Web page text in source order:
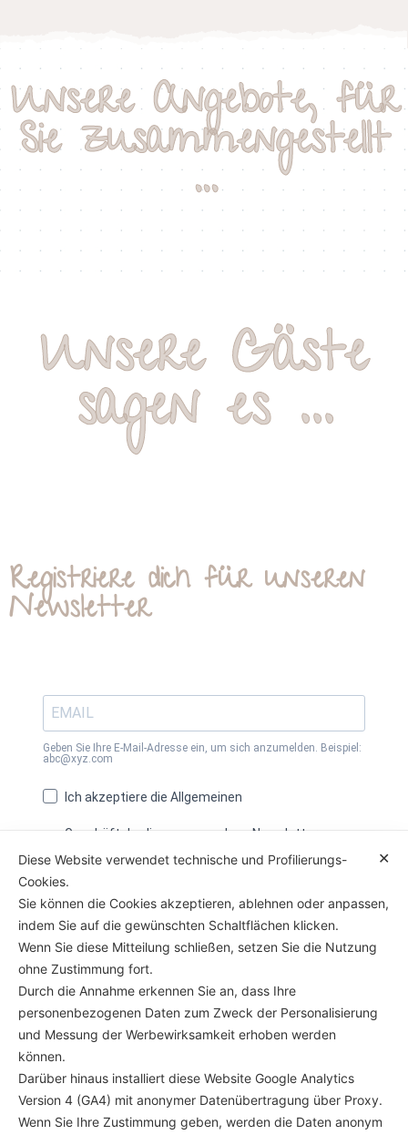
Unsere Angebote, für
Sie zusammengestellt
...
Unsere Gäste
sagen es ...
Registriere dich für unseren
Newsletter
Geben Sie Ihre E-Mail-Adresse ein, um sich anzumelden. Beispiel:
abc@xyz.com
Ich akzeptiere die Allgemeinen
Geschäftsbedingungen und um Newsletter zu
erhalten
Sie können sich jederzeit über den in unserem Newsletter
Ja, abonniere mich für den Newsletter
Hotel Triest – Cesenatico
Viale Ferrara, 5 47042 Cesenatico (FC)
info@hotel-trieste.net | +39 0547 82063
✕
Diese Website verwendet technische und Profilierungs-
Cookies.
Sie können die Cookies akzeptieren, ablehnen oder anpassen,
indem Sie auf die gewünschten Schaltflächen klicken.
Wenn Sie diese Mitteilung schließen, setzen Sie die Nutzung
ohne Zustimmung fort.
Durch die Annahme erkennen Sie an, dass Ihre
personenbezogenen Daten zum Zweck der Personalisierung
und Messung der Werbewirksamkeit erhoben werden
können.
Darüber hinaus installiert diese Website Google Analytics
Version 4 (GA4) mit anonymer Datenübertragung über Proxy.
Wenn Sie Ihre Zustimmung geben, werden die Daten anonym